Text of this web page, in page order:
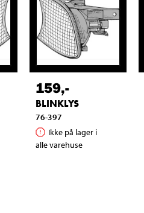
159,-
BLINKLYS
76-397
Ikke på lager i
alle varehuse